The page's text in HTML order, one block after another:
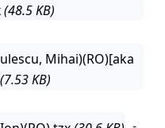
(48.5 KB)
Mihai)(RO)[aka
(7.53 KB)